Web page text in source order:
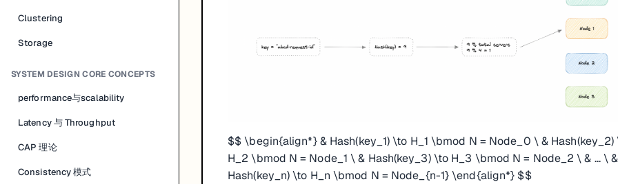
Clustering
Storage
SYSTEM DESIGN CORE CONCEPTS
performance与scalability
Latency 与 Throughput
CAP 理论
Consistency 模式
$$ \begin{align*} & Hash(key_1) \to H_1 \bmod N = Node_0 \ &
H_2 \bmod N = Node_1 \ & Hash(key_3) \to H_3 \bmod N = Node_2 \ & ... \ &
Hash(key_n) \to H_n \bmod N = Node_{n-1} \end{align*} $$